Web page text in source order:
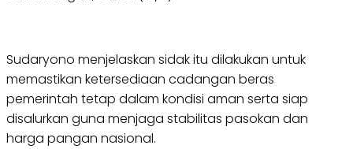
Sudaryono menjelaskan sidak itu dilakukan untuk
memastikan ketersediaan cadangan beras
pemerintah tetap dalam kondisi aman serta siap
disalurkan guna menjaga stabilitas pasokan dan
harga pangan nasional.